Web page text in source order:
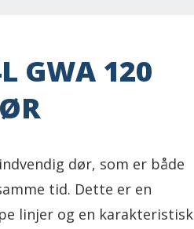
GWA 120
dør, som er både
tid. Dette er en
linjer og en karakteristisk